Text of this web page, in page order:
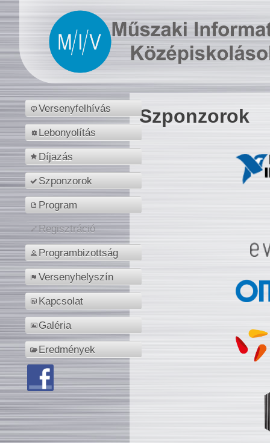
Versenyfelhívás
Lebonyolítás
Díjazás
Szponzorok
Program
Regisztráció
Programbizottság
Versenyhelyszín
Kapcsolat
Galéria
Eredmények
Szponzorok